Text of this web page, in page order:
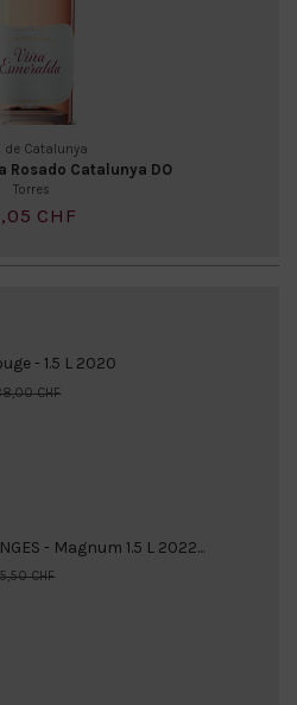
de Catalunya
Rosado Catalunya DO
Torres
CHF
- 1.5 L 2020
CHF
- Magnum 1.5 L 2022...
CHF